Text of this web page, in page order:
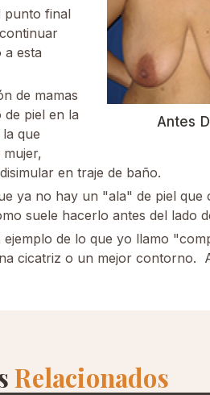
Antes
punto final
esta
de mamas
piel en la
que
en traje de baño.
ya no hay un "ala" de piel que
suele hacerlo antes del lado
de lo que yo llamo
cicatriz o un mejor contorno.
Relacionados